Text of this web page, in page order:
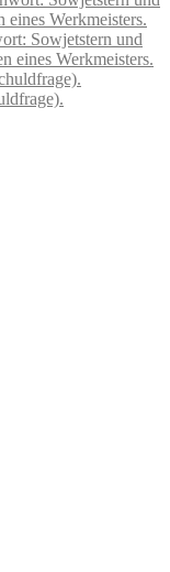
Sowjetstern und
eines Werkmeisters.